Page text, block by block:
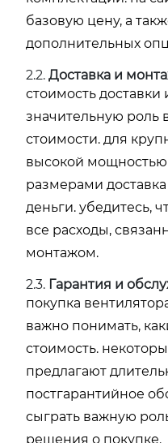
базовую цену, а
дополнительных
2.2. Доставка и
стоимость
значительную
стоимости. для
высокой
размерами
деньги. убедитесь,
все расходы,
монтажом.
2.3. Гарантия и
покупка
важно понимать,
стоимость.
предлагают
постгарантийное
сыграть важную
решения о покупке.